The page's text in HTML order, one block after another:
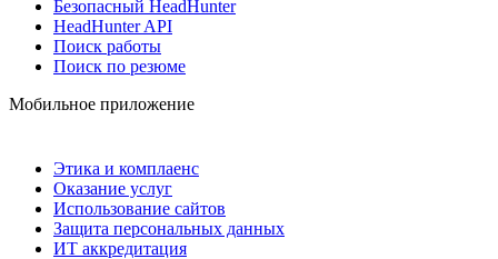
Безопасный HeadHunter
HeadHunter API
Поиск работы
Поиск по резюме
Мобильное приложение
Этика и комплаенс
Оказание услуг
Использование сайтов
Защита персональных данных
ИТ аккредитация